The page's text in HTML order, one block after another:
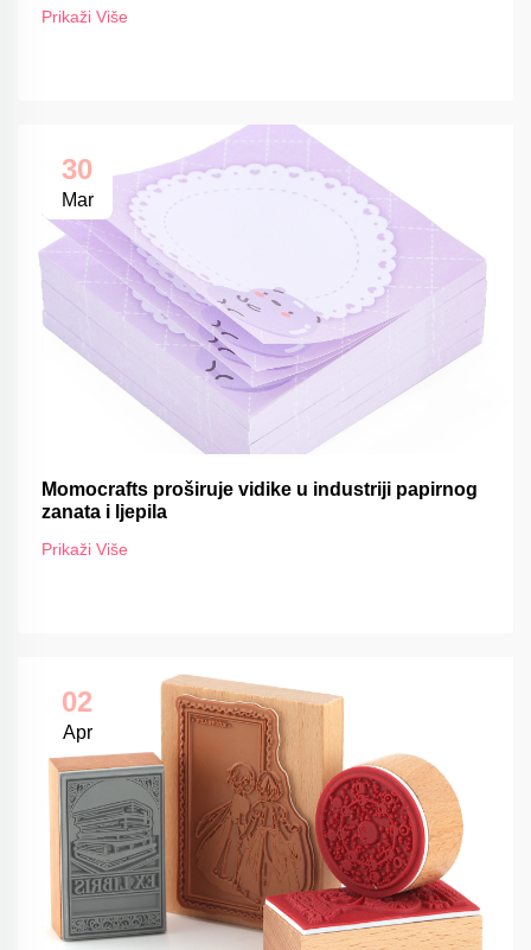
Prikaži Više
30
Mar
Momocrafts proširuje vidike u industriji papirnog
zanata i ljepila
Prikaži Više
02
Apr